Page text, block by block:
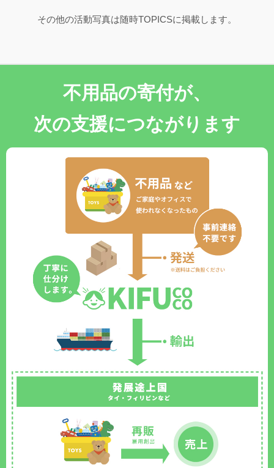
その他の活動写真は随時TOPICSに掲載します。
不用品の寄付が、
次の支援につながります